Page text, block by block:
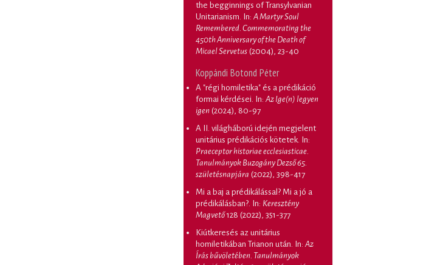
the begginnings of Transylvanian
Unitarianism. In: A Martyr Soul
Remembered. Commemorating the
450th Anniversary of the Death of
Micael Servetus (2004), 23-40
Koppándi Botond Péter
A "régi homiletika" és a prédikáció
formai kérdései . In: Az Ige(n) legyen
igen (2024), 80-97
A II. világháború idején megjelent
unitárius prédikációs kötetek . In:
Praeceptor historiae ecclesiasticae.
Tanulmányok Buzogány Dezső 65.
születésnapjára (2022), 398-417
Mi a baj a prédikálással? Mi a jó a
prédikálásban? . In: Keresztény
Magvető128 (2022), 351-377
Kiútkeresés az unitárius
homiletikában Trianon után . In: Az
Írás bűvöletében. Tanulmányok